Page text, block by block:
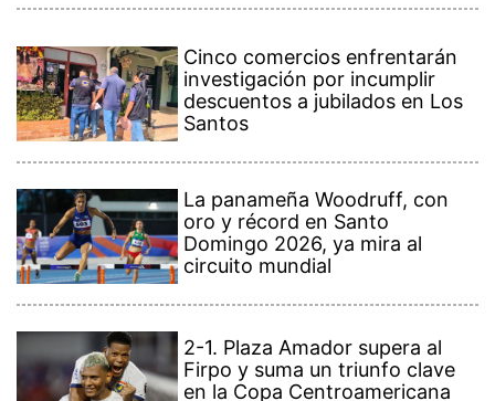
Cinco comercios enfrentarán
investigación por incumplir
descuentos a jubilados en Los
Santos
La panameña Woodruff, con
oro y récord en Santo
Domingo 2026, ya mira al
circuito mundial
2-1. Plaza Amador supera al
Firpo y suma un triunfo clave
en la Copa Centroamericana